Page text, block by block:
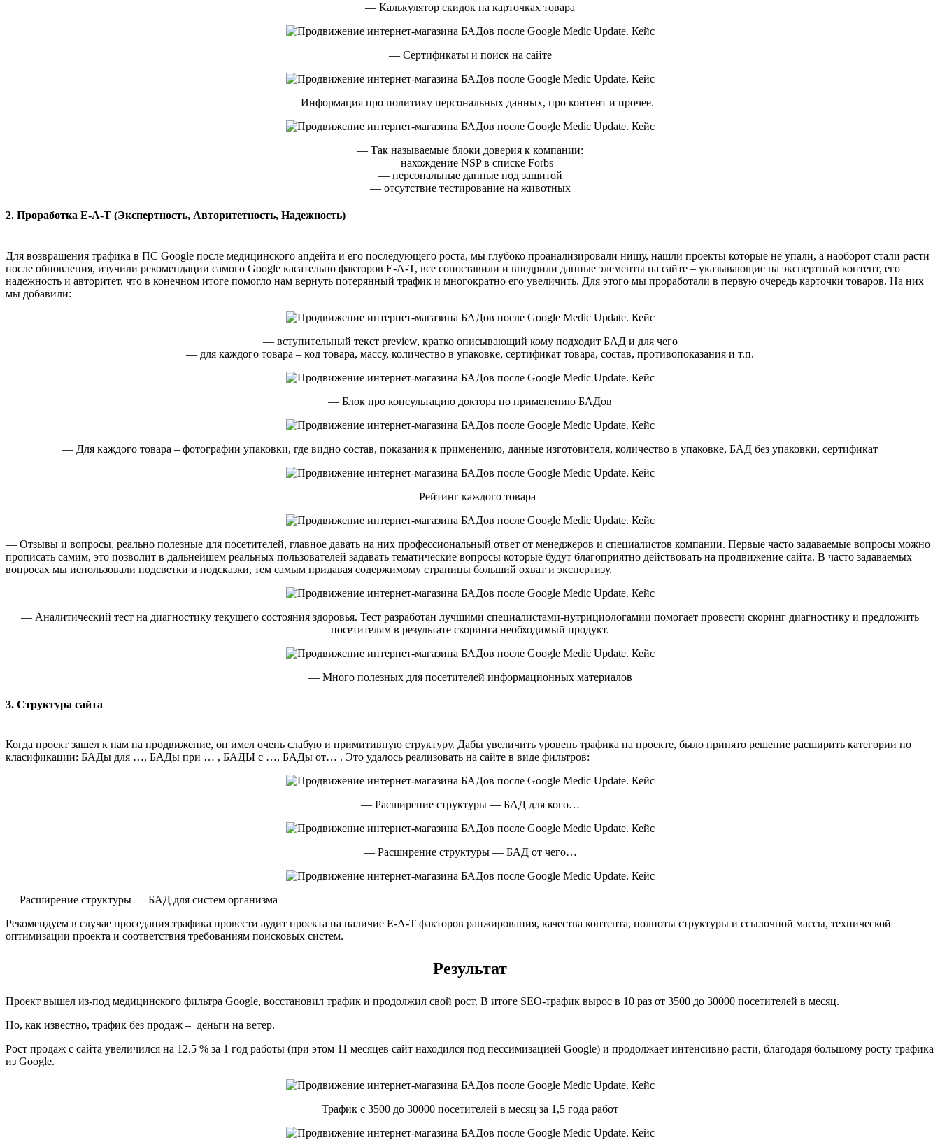
— Калькулятор скидок на карточках товара
— Сертификаты и поиск на сайте
— Информация про политику персональных данных, про контент и прочее.
— Так называемые блоки доверия к компании:
— нахождение NSP в списке Forbs
— персональные данные под защитой
— отсутствие тестирование на животных
2. Проработка E-A-T (Экспертность, Авторитетность, Надежность)
Для возвращения трафика в ПС Google после медицинского апдейта и его последующего роста, мы глубоко проанализировали нишу, нашли проекты которые не упали, а наоборот стали расти
после обновления, изучили рекомендации самого Google касательно факторов E-A-T, все сопоставили и внедрили данные элементы на сайте – указывающие на экспертный контент, его
надежность и авторитет, что в конечном итоге помогло нам вернуть потерянный трафик и многократно его увеличить. Для этого мы проработали в первую очередь карточки товаров. На них
мы добавили:
— вступительный текст preview, кратко описывающий кому подходит БАД и для чего
— для каждого товара – код товара, массу, количество в упаковке, сертификат товара, состав, противопоказания и т.п.
— Блок про консультацию доктора по применению БАДов
— Для каждого товара – фотографии упаковки, где видно состав, показания к применению, данные изготовителя, количество в упаковке, БАД без упаковки, сертификат
— Рейтинг каждого товара
— Отзывы и вопросы, реально полезные для посетителей, главное давать на них профессиональный ответ от менеджеров и специалистов компании. Первые часто задаваемые вопросы можно
прописать самим, это позволит в дальнейшем реальных пользователей задавать тематические вопросы которые будут благоприятно действовать на продвижение сайта. В часто задаваемых
вопросах мы использовали подсветки и подсказки, тем самым придавая содержимому страницы больший охват и экспертизу.
— Аналитический тест на диагностику текущего состояния здоровья. Тест разработан лучшими специалистами-нутрициологамии помогает провести скоринг диагностику и предложить
посетителям в результате скоринга необходимый продукт.
— Много полезных для посетителей информационных материалов
3. Структура сайта
Когда проект зашел к нам на продвижение, он имел очень слабую и примитивную структуру. Дабы увеличить уровень трафика на проекте, было принято решение расширить категории по
класификации: БАДы для …, БАДы при … , БАДЫ с …, БАДы от… . Это удалось реализовать на сайте в виде фильтров:
— Расширение структуры — БАД для кого…
— Расширение структуры — БАД от чего…
— Расширение структуры — БАД для систем организма
Рекомендуем в случае проседания трафика провести аудит проекта на наличие E-A-T факторов ранжирования, качества контента, полноты структуры и ссылочной массы, технической
оптимизации проекта и соответствия требованиям поисковых систем.
Результат
Проект вышел из-под медицинского фильтра Google, восстановил трафик и продолжил свой рост. В итоге SEO-трафик вырос в 10 раз от 3500 до 30000 посетителей в меcяц.
Но, как известно, трафик без продаж – деньги на ветер.
Рост продаж с сайта увеличился на 12.5 % за 1 год работы (при этом 11 месяцев сайт находился под песcимизацией Google) и продолжает интенсивно расти, благодаря большому росту трафика
из Google.
Трафик с 3500 до 30000 посетителей в месяц за 1,5 года работ